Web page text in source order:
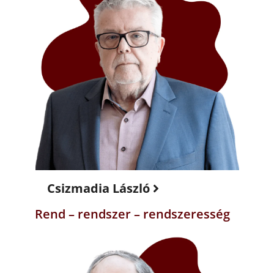
Csizmadia László
Rend – rendszer – rendszeresség